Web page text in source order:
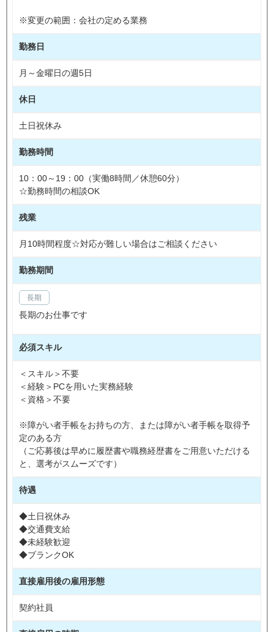
※変更の範囲：会社の定める業務
勤務日
月～金曜日の週5日
休日
土日祝休み
勤務時間
10：00～19：00（実働8時間／休憩60分）
☆勤務時間の相談OK
残業
月10時間程度☆対応が難しい場合はご相談ください
勤務期間
長期
長期のお仕事です
必須スキル
＜スキル＞不要
＜経験＞PCを用いた実務経験
＜資格＞不要
※障がい者手帳をお持ちの方、または障がい者手帳を取得予
定のある方
（ご応募後は早めに履歴書や職務経歴書をご用意いただける
と、選考がスムーズです）
待遇
◆土日祝休み
◆交通費支給
◆未経験歓迎
◆ブランクOK
直接雇用後の雇用形態
契約社員